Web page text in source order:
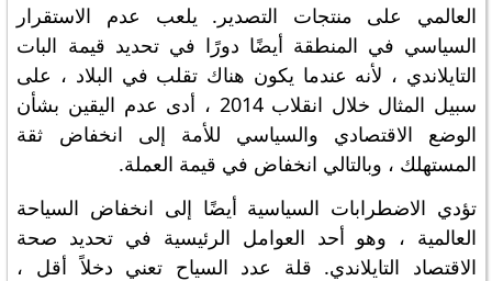
العالمي على منتجات التصدير. يلعب عدم الاستقرار
السياسي في المنطقة أيضًا دورًا في تحديد قيمة البات
التايلاندي ، لأنه عندما يكون هناك تقلب في البلاد ، على
سبيل المثال خلال انقلاب 2014 ، أدى عدم اليقين بشأن
الوضع الاقتصادي والسياسي للأمة إلى انخفاض ثقة
المستهلك ، وبالتالي انخفاض في قيمة العملة.
تؤدي الاضطرابات السياسية أيضًا إلى انخفاض السياحة
العالمية ، وهو أحد العوامل الرئيسية في تحديد صحة
الاقتصاد التايلاندي. قلة عدد السياح تعني دخلاً أقل ،